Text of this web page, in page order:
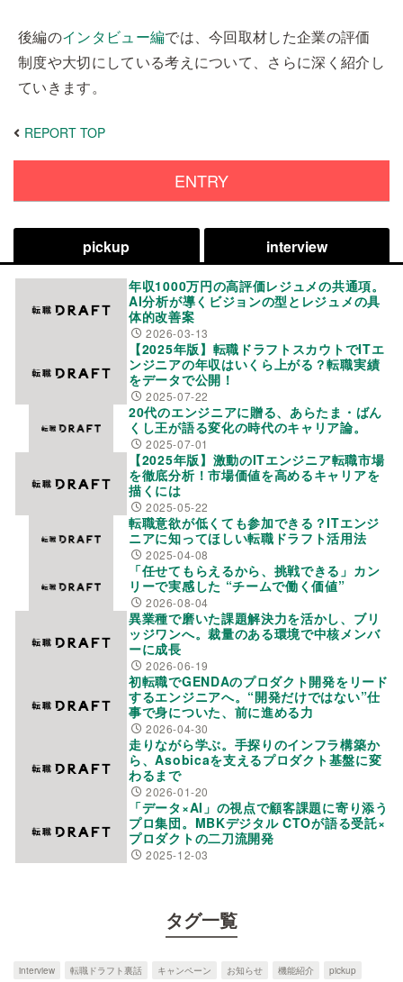
後編のインタビュー編では、今回取材した企業の評価
制度や大切にしている考えについて、さらに深く紹介し
ていきます。
REPORT TOP
ENTRY
pickup interview
年収1000万円の高評価レジュメの共通項。
AI分析が導くビジョンの型とレジュメの具
体的改善案
2026-03-13
【2025年版】転職ドラフトスカウトでITエ
ンジニアの年収はいくら上がる？転職実績
をデータで公開！
2025-07-22
20代のエンジニアに贈る、あらたま・ばん
くし王が語る変化の時代のキャリア論。
2025-07-01
【2025年版】激動のITエンジニア転職市場
を徹底分析！市場価値を高めるキャリアを
描くには
2025-05-22
転職意欲が低くても参加できる？ITエンジ
ニアに知ってほしい転職ドラフト活用法
2025-04-08
「任せてもらえるから、挑戦できる」カン
リーで実感した “チームで働く価値”
2026-08-04
異業種で磨いた課題解決力を活かし、ブリ
ッジワンへ。裁量のある環境で中核メンバ
ーに成長
2026-06-19
初転職でGENDAのプロダクト開発をリード
するエンジニアへ。“開発だけではない”仕
事で身についた、前に進める力
2026-04-30
走りながら学ぶ。手探りのインフラ構築か
ら、Asobicaを支えるプロダクト基盤に変
わるまで
2026-01-20
「データ×AI」の視点で顧客課題に寄り添う
プロ集団。MBKデジタル CTOが語る受託×
プロダクトの二刀流開発
2025-12-03
タグ一覧
interview 転職ドラフト裏話 キャンペーン お知らせ 機能紹介
pickup